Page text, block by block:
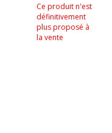
Ce produit n'est
définitivement
plus proposé à
la vente